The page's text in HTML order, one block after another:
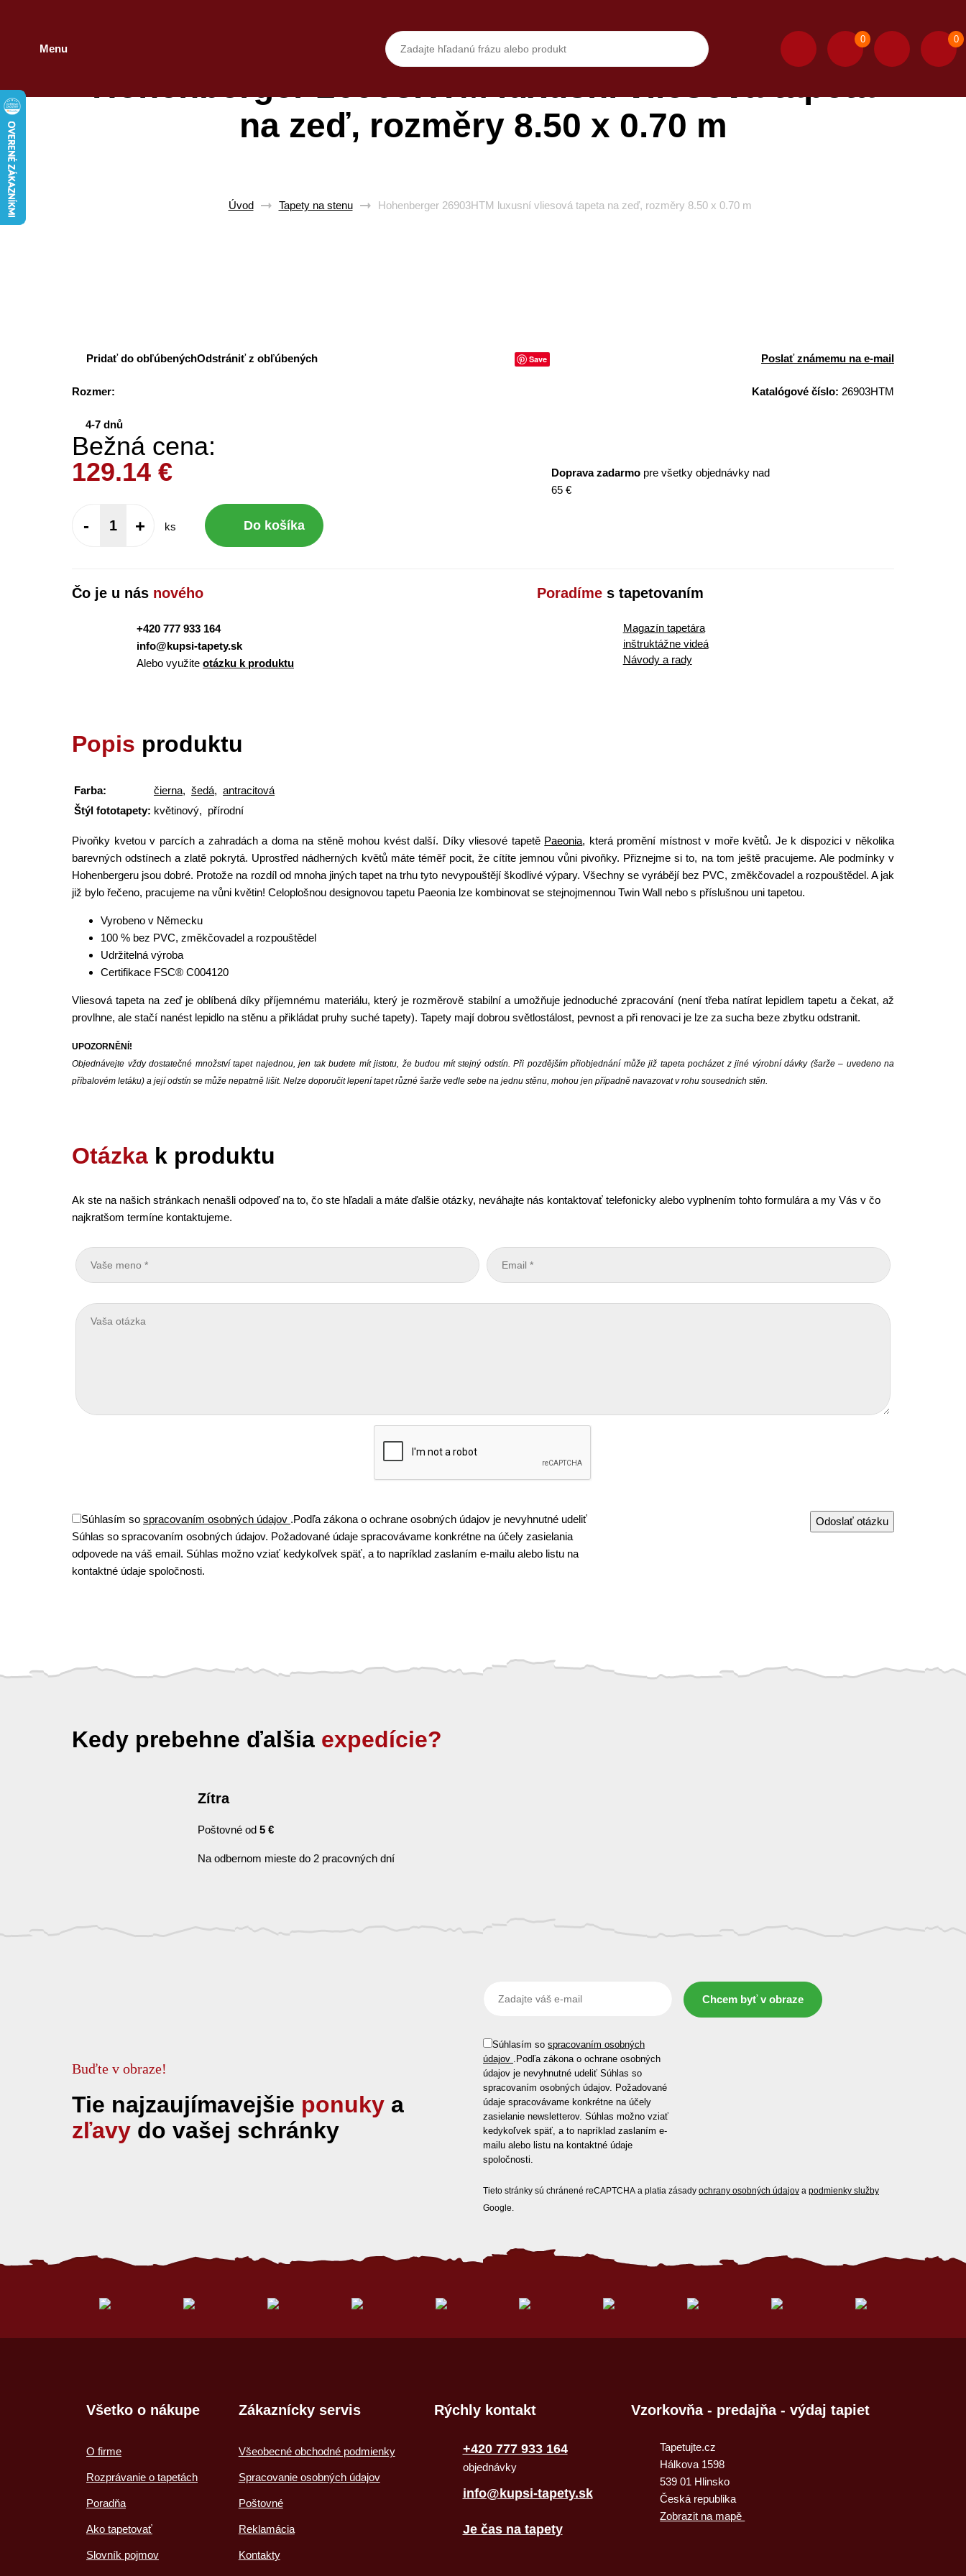
Menu
0 0
na zeď, rozměry 8.50 x 0.70 m
Úvod Tapety na stenu Hohenberger 26903HTM luxusní vliesová tapeta na zeď, rozměry 8.50 x 0.70 m
Pridať do obľúbenýchOdstrániť z obľúbených Save Poslať známemu na e-mail
Rozmer: Katalógové číslo: 26903HTM
4-7 dnů
Bežná cena:
129.14 €
- + ks Do košíka
Doprava zadarmo pre všetky objednávky nad
65 €
Čo je u nás nového
+420 777 933 164
info@kupsi-tapety.sk
Alebo využite otázku k produktu
Poradímes tapetovaním
Magazín tapetára
inštruktážne videá
Návody a rady
Popis produktu
Farba: čierna, šedá, antracitová
Štýl fototapety: květinový, přírodní
Pivoňky kvetou v parcích a zahradách a doma na stěně mohou kvést další. Díky vliesové tapetě Paeonia, která promění místnost v moře květů. Je k dispozici v několika
barevných odstínech a zlatě pokrytá. Uprostřed nádherných květů máte téměř pocit, že cítíte jemnou vůni pivoňky. Přiznejme si to, na tom ještě pracujeme. Ale podmínky v
Hohenbergeru jsou dobré. Protože na rozdíl od mnoha jiných tapet na trhu tyto nevypouštějí škodlivé výpary. Všechny se vyrábějí bez PVC, změkčovadel a rozpouštědel. A jak
již bylo řečeno, pracujeme na vůni květin! Celoplošnou designovou tapetu Paeonia lze kombinovat se stejnojmennou Twin Wall nebo s příslušnou uni tapetou.
Vyrobeno v Německu
100 % bez PVC, změkčovadel a rozpouštědel
Udržitelná výroba
Certifikace FSC® C004120
Vliesová tapeta na zeď je oblíbená díky příjemnému materiálu, který je rozměrově stabilní a umožňuje jednoduché zpracování (není třeba natírat lepidlem tapetu a čekat, až
provlhne, ale stačí nanést lepidlo na stěnu a přikládat pruhy suché tapety). Tapety mají dobrou světlostálost, pevnost a při renovaci je lze za sucha beze zbytku odstranit.
UPOZORNĚNÍ!
Objednávejte vždy dostatečné množství tapet najednou, jen tak budete mít jistotu, že budou mít stejný odstín. Při pozdějším přiobjednání může již tapeta pocházet z jiné výrobní dávky (šarže – uvedeno na
příbalovém letáku) a její odstín se může nepatrně lišit. Nelze doporučit lepení tapet různé šarže vedle sebe na jednu stěnu, mohou jen případně navazovat v rohu sousedních stěn.
Otázka k produktu
Ak ste na našich stránkach nenašli odpoveď na to, čo ste hľadali a máte ďalšie otázky, neváhajte nás kontaktovať telefonicky alebo vyplnením tohto formulára a my Vás v čo
najkratšom termíne kontaktujeme.
Súhlasím so spracovaním osobných údajov .Podľa zákona o ochrane osobných údajov je nevyhnutné udeliť
Súhlas so spracovaním osobných údajov. Požadované údaje spracovávame konkrétne na účely zasielania
odpovede na váš email. Súhlas možno vziať kedykoľvek späť, a to napríklad zaslaním e-mailu alebo listu na
kontaktné údaje spoločnosti.
Odoslať otázku
Kedy prebehne ďalšia expedície?
Zítra
Poštovné od 5 €
Na odbernom mieste do 2 pracovných dní
Buďte v obraze!
Tie najzaujímavejšie ponuky a
zľavy do vašej schránky
Chcem byť v obraze
Súhlasím so spracovaním osobných
údajov . Podľa zákona o ochrane osobných
údajov je nevyhnutné udeliť Súhlas so
spracovaním osobných údajov. Požadované
údaje spracovávame konkrétne na účely
zasielanie newsletterov. Súhlas možno vziať
kedykoľvek späť, a to napríklad zaslaním e-
mailu alebo listu na kontaktné údaje
spoločnosti.
Tieto stránky sú chránené reCAPTCHA a platia zásady ochrany osobných údajov a podmienky služby
Google.
Všetko o nákupe
O firme
Rozprávanie o tapetách
Poradňa
Ako tapetovať
Slovník pojmov
Zákaznícky servis
Všeobecné obchodné podmienky
Spracovanie osobných údajov
Poštovné
Reklamácia
Kontakty
Rýchly kontakt
+420 777 933 164
objednávky
info@kupsi-tapety.sk
Je čas na tapety
Vzorkovňa - predajňa - výdaj tapiet
Tapetujte.cz
Hálkova 1598
539 01 Hlinsko
Česká republika
Zobrazit na mapě